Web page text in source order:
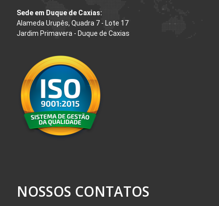
Sede em Duque de Caxias:
Alameda Urupês, Quadra 7 - Lote 17
Jardim Primavera - Duque de Caxias
NOSSOS CONTATOS